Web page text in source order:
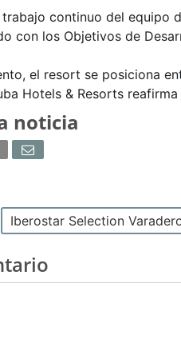
continuo del equipo
con los Objetivos de
el resort se posiciona
Hotels & Resorts
noticia
Iberostar Selection